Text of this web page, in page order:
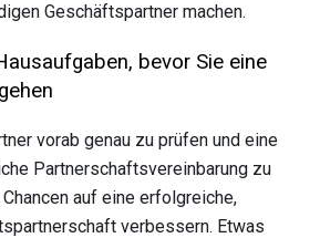
Geschäftspartner machen.
bevor Sie eine
vorab genau zu prüfen und eine
Partnerschaftsvereinbarung zu
auf eine erfolgreiche,
verbessern. Etwas